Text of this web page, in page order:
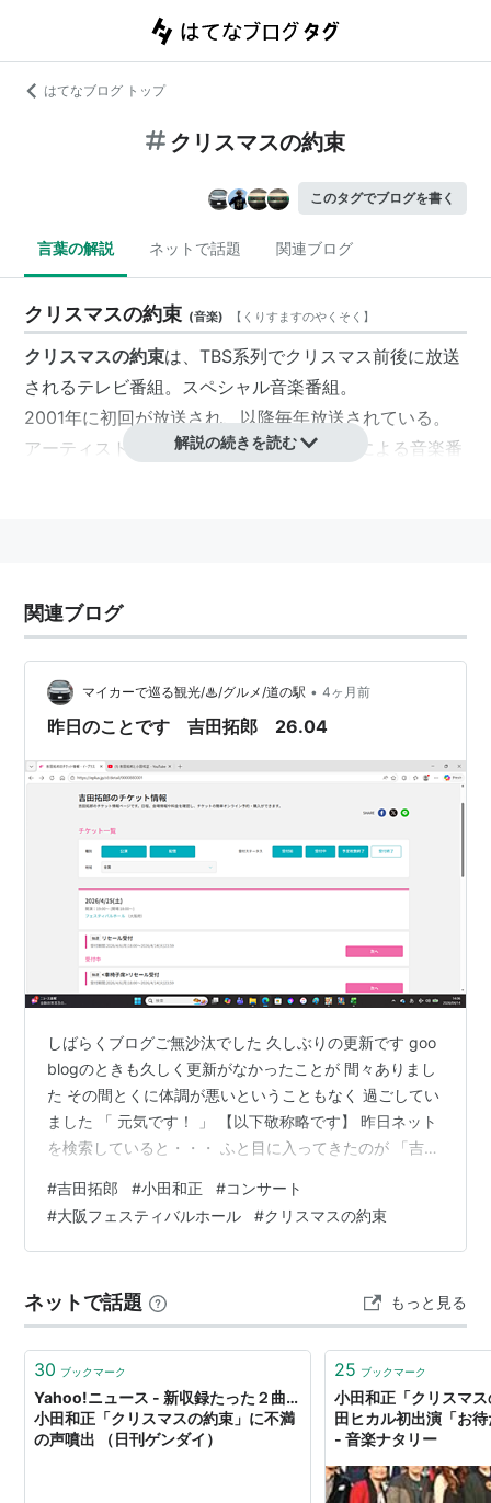
はてなブログ トップ
クリスマスの約束
このタグでブログを書く
言葉の解説 ネットで話題 関連ブログ
クリスマスの約束 (音楽) 【 くりすますのやくそく 】
クリスマスの約束は、TBS系列でクリスマス前後に放送
されるテレビ番組。スペシャル音楽番組。
2001年に初回が放送され、以降毎年放送されている。
アーティスト・小田和正によるライブ形式による音楽番
ィストに小田直筆の手紙を送るも全員に出演を辞退され
た。
2002年 2002年12月25日 23:30〜1:40
2003年 2003年12月25日 23:35〜1:50 ゲスト・ゆ
ず、財津和夫、根本要、桜井和寿。
2004年 2004年12月25日 23:45〜1:45 当時小田の
レギュラー番組だった『風のようにうたが流れていた』
2005年 2005年12月22日 23:55〜1:55 ゲスト・中
2006年 2006年12月28日 23：30〜25：24 ゲス
ト・松たか子 スキマスイッチ いきものがかり 斉藤
2007年 2007年12月25日 23:35〜26:15 ゲスト・宮
沢和史 さだまさし くるり 矢井田瞳 佐野元春
2008年 2008年12月25日 23:30 - 25:24 ゲスト・松
たか子 佐橋佳幸
2009年 2009年12月25日 23:59 - 25:54 ゲスト・
AI Aqua Timez いきものがかり キマグレン
Crystal Kay 財津和夫 佐藤竹善 清水翔太 JUJU
スキマスイッチ 鈴木雅之 スターダスト・レビュー
中村中 夏川りみ 一青窈 平原綾香 広瀬香美 藤井
2010年 2010年12月25日 23:55 - 25:55 ホスト 根本
ト・キヨサク（MONGOL800） 清水翔太 JUJU 玉
城千春 松たか子 山本潤子
2011年 2011年12月25日 23:30 - 25:00 ゲスト・Aqua
Timez いきものがかり キヨサク（MONGOL800）キ
マグレン Crystal Kay 佐藤竹善 清水翔太 JUJU
解説の続きを読む
関連ブログ
マイカーで巡る観光/♨/グルメ/道の駅 • 4ヶ月前
昨日のことです 吉田拓郎 26.04
しばらくブログご無沙汰でした 久しぶりの更新です goo
blogのときも久しく更新がなかったことが 間々ありまし
た その間とくに体調が悪いということもなく 過ごしてい
ました 「 元気です！ 」 【以下敬称略です】 昨日ネット
を検索していると・・・ ふと目に入ってきたのが 「吉田
く数年前にコンサートから 撤退すると発表があったは
ず・・・ でも見ると名古屋でのコンサートは13日に終
了！ 大阪フェスティバルホールで4月25日に予定あり！
はすでに終了しており 復活のリセールが昨日の4月14…
#吉田拓郎 #小田和正 #コンサート
#大阪フェスティバルホール #クリスマスの約束
ネットで話題 もっと見る
30 ブックマーク
Yahoo!ニュース - 新収録たった２曲…
小田和正「クリスマスの約束」に不満
の声噴出 （日刊ゲンダイ）
25 ブックマーク
小田和正「クリスマ
田ヒカル初出演「お
- 音楽ナタリー